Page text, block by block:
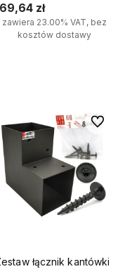
zł
zawiera 23.00% VAT, bez
kosztów dostawy
łącznik kantówki
Do